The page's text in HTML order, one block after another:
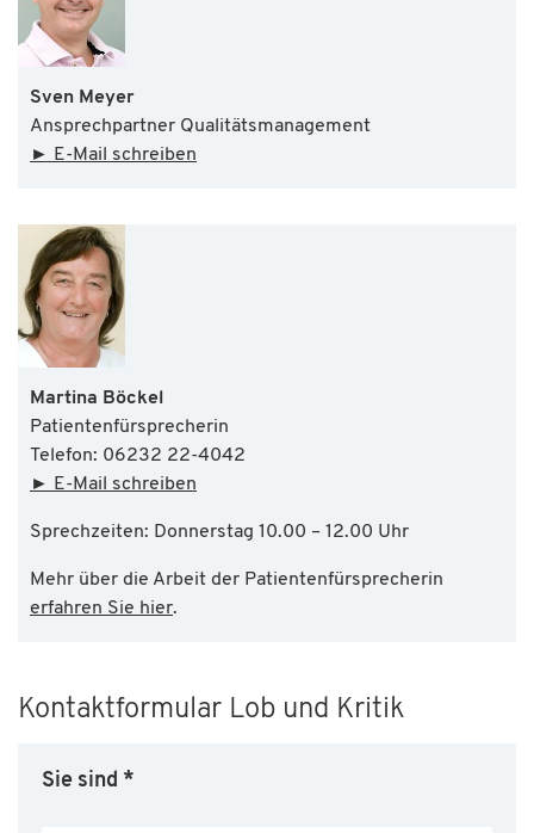
Sven Meyer
Ansprechpartner Qualitätsmanagement
► E-Mail schreiben
Martina Böckel
Patientenfürsprecherin
Telefon: 06232 22-4042
►
E-Mail schreiben
Sprechzeiten: Donnerstag 10.00 – 12.00 Uhr
Mehr über die Arbeit der Patientenfürsprecherin
erfahren Sie hier.
Kontaktformular Lob und Kritik
Sie sind *